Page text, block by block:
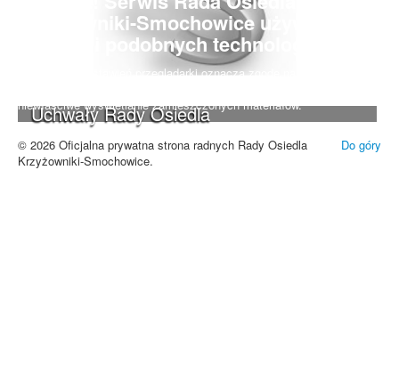
Uchwały Rady Osiedla
Krzyżowniki-Smochowice używa
cookies i podobnych technologii.
Brak zmiany ustawień przeglądarki oznacza zgodę na używanie
niewłaściwe wyświetlanie zamieszczonych materiałów.
Zrozumiałem
Do góry
© 2026 Oficjalna prywatna strona radnych Rady Osiedla
Krzyżowniki-Smochowice.